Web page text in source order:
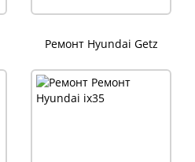
Ремонт Hyundai Getz